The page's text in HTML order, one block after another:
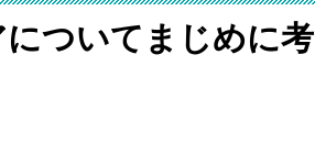
ついてまじめに考